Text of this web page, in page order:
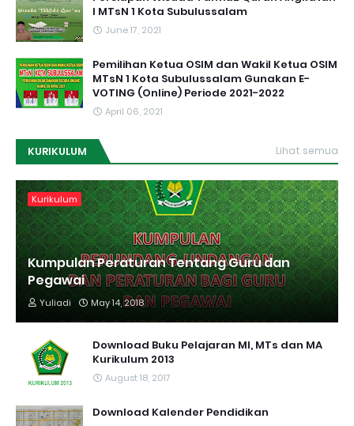
I MTsN 1 Kota Subulussalam
June 17, 2021
Pemilihan Ketua OSIM dan Wakil Ketua OSIM
MTsN 1 Kota Subulussalam Gunakan E-
VOTING (Online) Periode 2021-2022
April 06, 2021
KURIKULUM Lihat semua
Kurikulum
Kumpulan Peraturan Tentang Guru dan
Pegawai
Yuliadi May 14, 2018
Download Buku Pelajaran MI, MTs dan MA
Kurikulum 2013
August 18, 2017
Download Kalender Pendidikan